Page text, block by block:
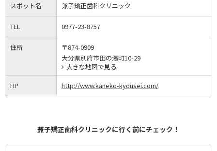
スポット名 兼子矯正歯科クリニック
TEL 0977-23-8757
住所
〒874-0909
大分県別府市田の湯町10-29
大きな地図で見る
HP http://www.kaneko-kyousei.com/
兼子矯正歯科クリニックに行く前にチェック！